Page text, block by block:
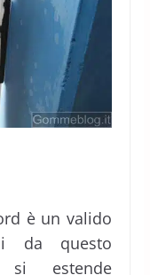
è un valido
da questo
estende